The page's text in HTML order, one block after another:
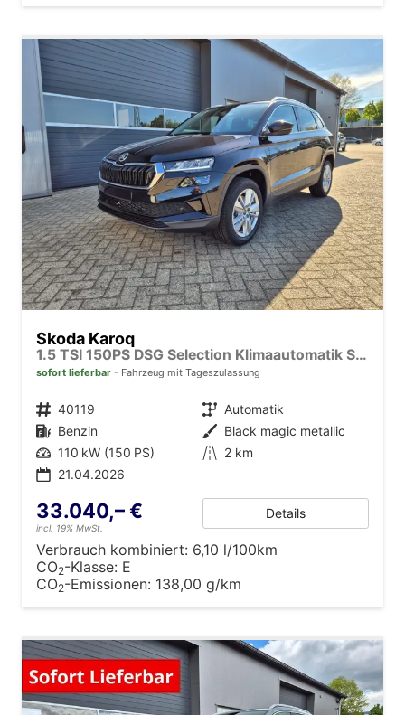
Skoda Karoq
1.5 TSI 150PS DSG Selection Klimaautomatik Sitzheizung Lenkradheizung ACC PDC v+h Rückf.Kamera abg.Scheiben Apple CarPlay Android Auto 17"LM
sofort lieferbar Fahrzeug mit Tageszulassung
Fahrzeugnr. 40119 Getriebe Automatik
Kraftstoff Benzin Außenfarbe Black magic metallic
Leistung 110 kW (150 PS) Kilometerstand 2 km
21.04.2026
33.040,– €
incl. 19% MwSt.
Details
Verbrauch kombiniert: 6,10 l/100km
CO2-Klasse: E
CO2-Emissionen: 138,00 g/km